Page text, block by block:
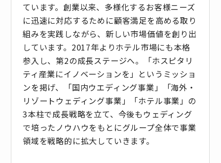
ています。創業以来、多様化するお客様ニーズ
に迅速に対応するために顧客満足を高める取り
組みを実践しながら、新しい市場価値を創り出
しています。2017年よりホテル市場にも本格
参入し、第2の成長ステージへ。「ホスピタリ
ティ産業にイノベーションを」というミッショ
ンを掲げ、「国内ウエディング事業」「海外・
リゾートウェディング事業」「ホテル事業」の
3本柱で成長戦略を立て、今後もウェディング
で培ったノウハウをもとにグループ全体で事業
領域を戦略的に拡大していきます。